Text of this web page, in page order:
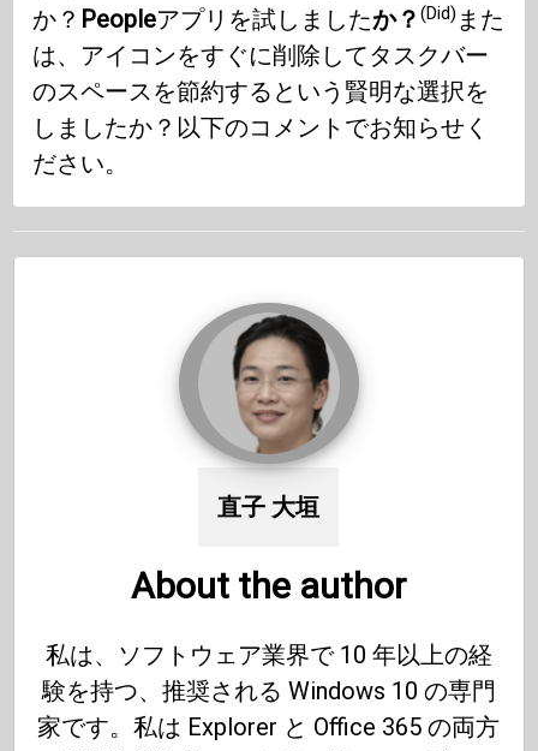
か？ Peopleアプリを試しましたか？(Did) また
は、アイコンをすぐに削除してタスクバー
のスペースを節約するという賢明な選択を
しましたか？以下のコメントでお知らせく
ださい。
直子 大垣
About the author
私は、ソフトウェア業界で 10 年以上の経
験を持つ、推奨される Windows 10 の専門
家です。私は Explorer と Office 365 の両方